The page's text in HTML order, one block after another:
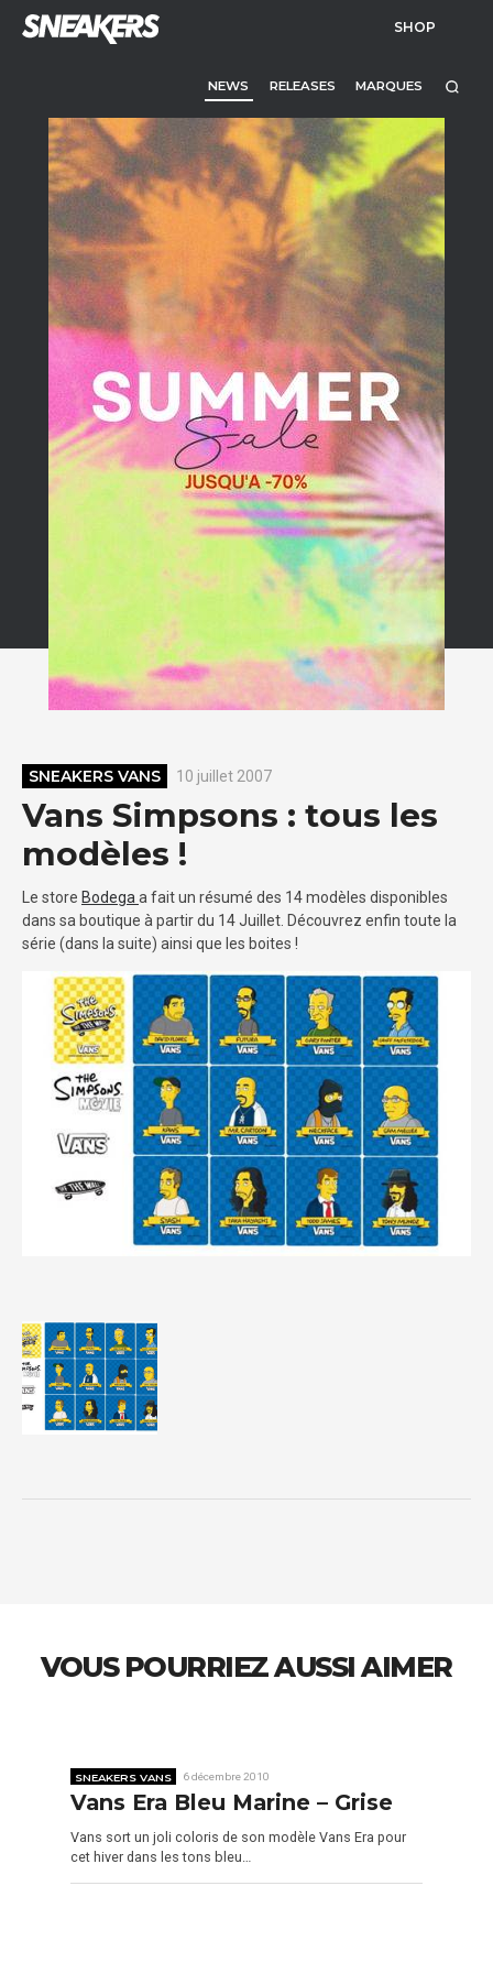
SHOP
NEWS RELEASES MARQUES
SNEAKERS VANS 10 juillet 2007
Vans Simpsons : tous les
modèles !
Le store Bodega a fait un résumé des 14 modèles disponibles
dans sa boutique à partir du 14 Juillet. Découvrez enfin toute la
série (dans la suite) ainsi que les boites !
VOUS POURRIEZ AUSSI AIMER
SNEAKERS VANS 6 décembre 2010
Vans Era Bleu Marine – Grise
Vans sort un joli coloris de son modèle Vans Era pour
cet hiver dans les tons bleu…